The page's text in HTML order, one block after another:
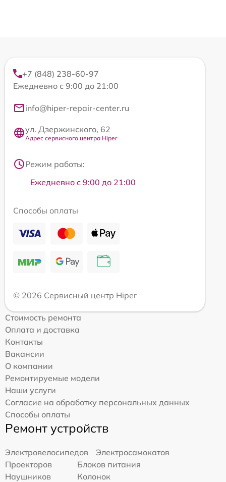
+7 (848) 238-60-97
Ежедневно с 9:00 до 21:00
info@hiper-repair-center.ru
ул. Дзержинского, 62
Адрес сервисного центра Hiper
Режим работы:
Ежедневно с 9:00 до 21:00
Способы оплаты
© 2026 Сервисный центр Hiper
Стоимость ремонта
Оплата и доставка
Контакты
Вакансии
О компании
Ремонтируемые модели
Наши услуги
Согласие на обработку персональных данных
Способы оплаты
Ремонт устройств
Электровелосипедов
Электросамокатов
Проекторов
Блоков питания
Наушников
Колонок